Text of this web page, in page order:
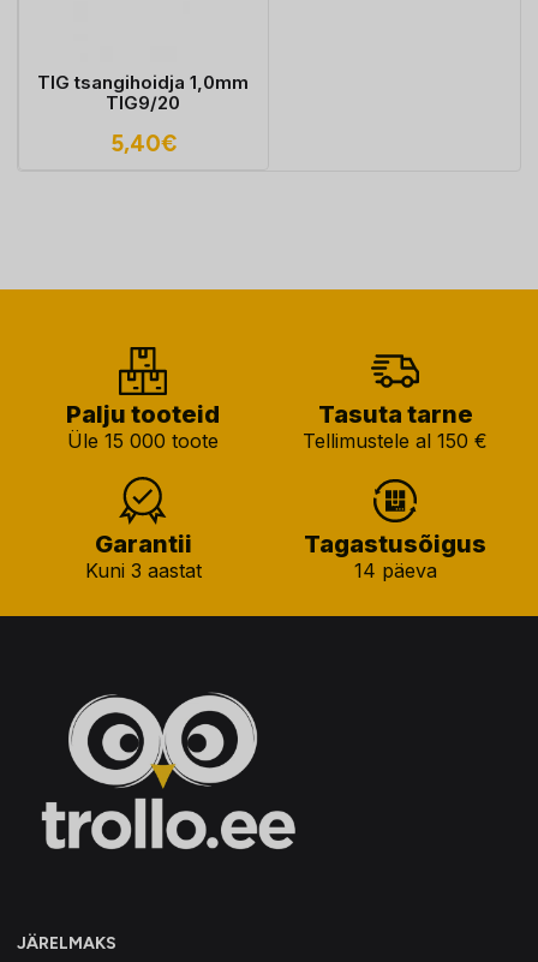
TIG tsangihoidja 1,0mm
TIG9/20
5,40€
Palju tooteid
Üle 15 000 toote
Tasuta tarne
Tellimustele al 150 €
Garantii
Kuni 3 aastat
Tagastusõigus
14 päeva
JÄRELMAKS